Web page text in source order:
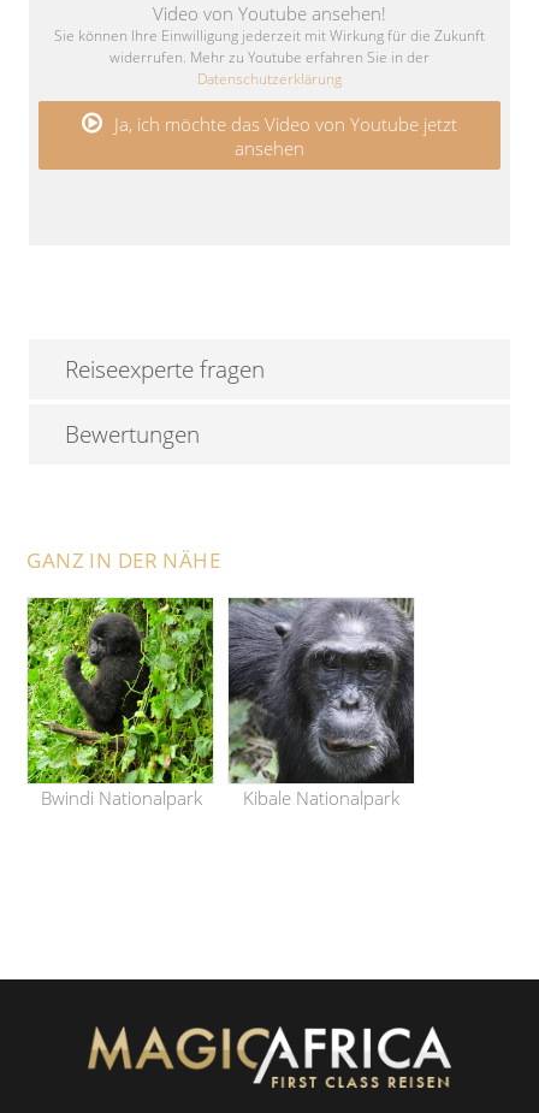
Video von Youtube ansehen!
Sie können Ihre Einwilligung jederzeit mit Wirkung für die Zukunft
widerrufen. Mehr zu Youtube erfahren Sie in der
Datenschutzerklärung
Ja, ich möchte das Video von Youtube jetzt
ansehen
Reiseexperte fragen
Bewertungen
GANZ IN DER NÄHE
Bwindi Nationalpark Kibale Nationalpark